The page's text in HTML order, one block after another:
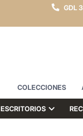
GDL
COLECCIONES
ESCRITORIOS